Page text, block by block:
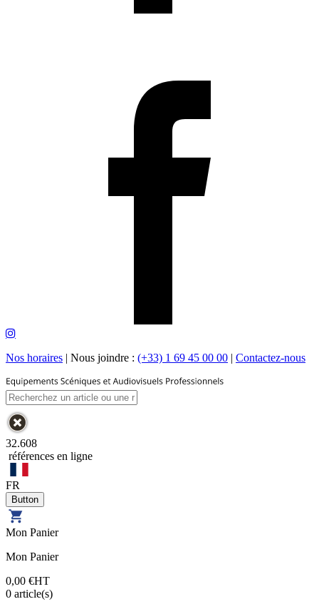
Nos horaires | Nous joindre : (+33) 1 69 45 00 00 | Contactez-nous
32.608
références en ligne
FR
Mon Panier
Mon Panier
0,00 €HT
0 article(s)